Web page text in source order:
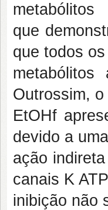
metabólitos
que
que todos os
Outrossim, o
EtOHf
devido a uma
ação
canais K
inibição não